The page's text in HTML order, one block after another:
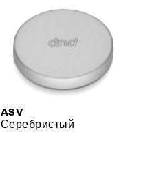
ASV
Серебристый